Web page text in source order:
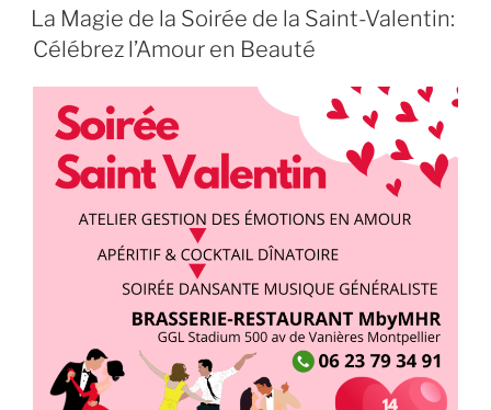
LE
La Magie de la Soirée de la Saint-Valentin:
Célébrez l’Amour en Beauté